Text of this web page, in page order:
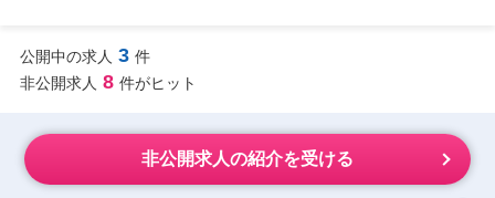
公開中の求人 3 件
非公開求人 8 件がヒット
非公開求人の紹介を受ける